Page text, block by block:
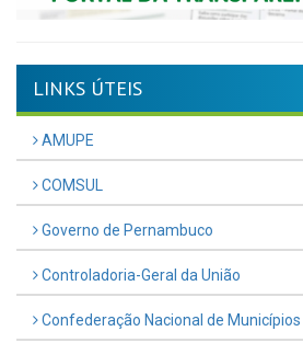
LINKS ÚTEIS
AMUPE
COMSUL
Governo de Pernambuco
Controladoria-Geral da União
Confederação Nacional de Municípios